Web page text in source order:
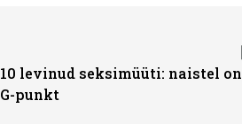
10 levinud seksimüüti: naistel on
G-punkt